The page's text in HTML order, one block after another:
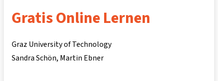
Gratis Online Lernen
Graz University of Technology
Sandra Schön Martin Ebner